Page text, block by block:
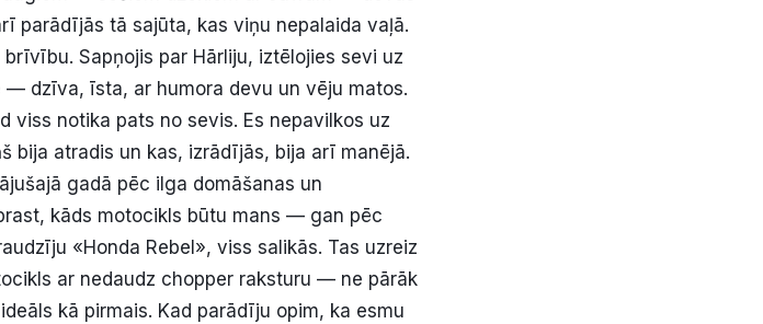
parādījās tā sajūta, kas viņu nepalaida vaļā.
Sapņojis par Hārliju, iztēlojies sevi uz
dzīva, īsta, ar humora devu un vēju matos.
viss notika pats no sevis. Es nepavilkos uz
bija atradis un kas, izrādījās, bija arī manējā.
gadā pēc ilga domāšanas un
kāds motocikls būtu mans — gan pēc
«Honda Rebel», viss salikās. Tas uzreiz
ar nedaudz chopper raksturu — ne pārāk
kā pirmais. Kad parādīju opim, ka esmu